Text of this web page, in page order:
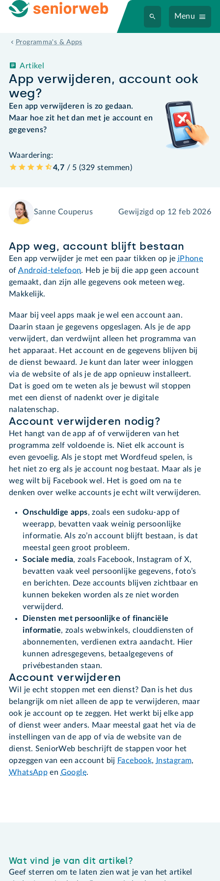
Menu
Programma's & Apps
App verwijderen, account ook
weg?
Artikel
Een app verwijderen is zo gedaan.
Maar hoe zit het dan met je account en
gegevens?
Waardering:
4,7 / 5 (329 stemmen)
Sanne Couperus Gewijzigd op 12 feb 2026
App weg, account blijft bestaan
Een app verwijder je met een paar tikken op je iPhone
ofAndroid-telefoon. Heb je bij die app geen account
gemaakt, dan zijn alle gegevens ook meteen weg.
Makkelijk.
Maar bij veel apps maak je wel een account aan.
Daarin staan je gegevens opgeslagen. Als je de app
verwijdert, dan verdwijnt alleen het programma van
het apparaat. Het account en de gegevens blijven bij
de dienst bewaard. Je kunt dan later weer inloggen
via de website of als je de app opnieuw installeert.
Dat is goed om te weten als je bewust wil stoppen
met een dienst of nadenkt over je digitale
nalatenschap.
Account verwijderen nodig?
Het hangt van de app af of verwijderen van het
programma zelf voldoende is. Niet elk account is
even gevoelig. Als je stopt met Wordfeud spelen, is
het niet zo erg als je account nog bestaat. Maar als je
weg wilt bij Facebook wel. Het is goed om na te
denken over welke accounts je echt wilt verwijderen.
Onschuldige apps, zoals een sudoku-app of
weerapp, bevatten vaak weinig persoonlijke
informatie. Als zo’n account blijft bestaan, is dat
meestal geen groot probleem.
Sociale media, zoals Facebook, Instagram of X,
bevatten vaak veel persoonlijke gegevens, foto’s
en berichten. Deze accounts blijven zichtbaar en
kunnen bekeken worden als ze niet worden
verwijderd.
Diensten met persoonlijke of financiële
informatie, zoals webwinkels, clouddiensten of
abonnementen, verdienen extra aandacht. Hier
kunnen adresgegevens, betaalgegevens of
privébestanden staan.
Account verwijderen
Wil je echt stoppen met een dienst? Dan is het dus
belangrijk om niet alleen de app te verwijderen, maar
ook je account op te zeggen. Het werkt bij elke app
of dienst weer anders. Maar meestal gaat het via de
instellingen van de app of via de website van de
dienst. SeniorWeb beschrijft de stappen voor het
opzeggen van een account bij Facebook, Instagram,
WhatsApp en Google.
Wat vind je van dit artikel?
Geef sterren om te laten zien wat je van het artikel